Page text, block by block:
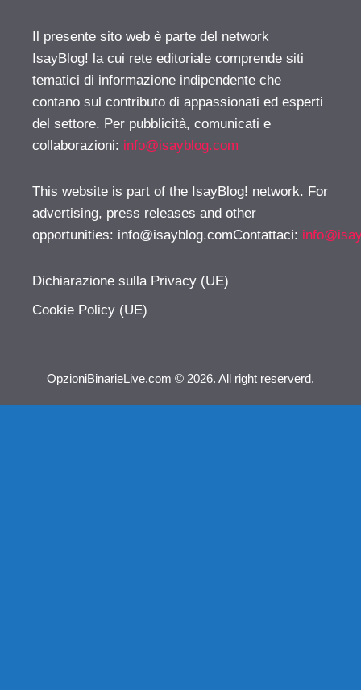
Il presente sito web è parte del network
IsayBlog! la cui rete editoriale comprende siti
tematici di informazione indipendente che
contano sul contributo di appassionati ed esperti
del settore. Per pubblicità, comunicati e
collaborazioni: info@isayblog.com
This website is part of the IsayBlog! network. For
advertising, press releases and other
opportunities: info@isayblog.comContattaci:
Dichiarazione sulla Privacy (UE)
Cookie Policy (UE)
OpzioniBinarieLive.com © 2026. All right reserverd.